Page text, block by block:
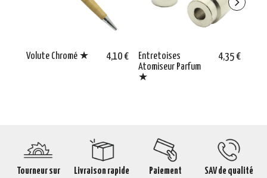
Volute Chromé ★ 4,10 €
Entretoises
Atomiseur Parfum
★
4,35 €
Tourneur sur
Livraison rapide
Paiement
SAV de qualité